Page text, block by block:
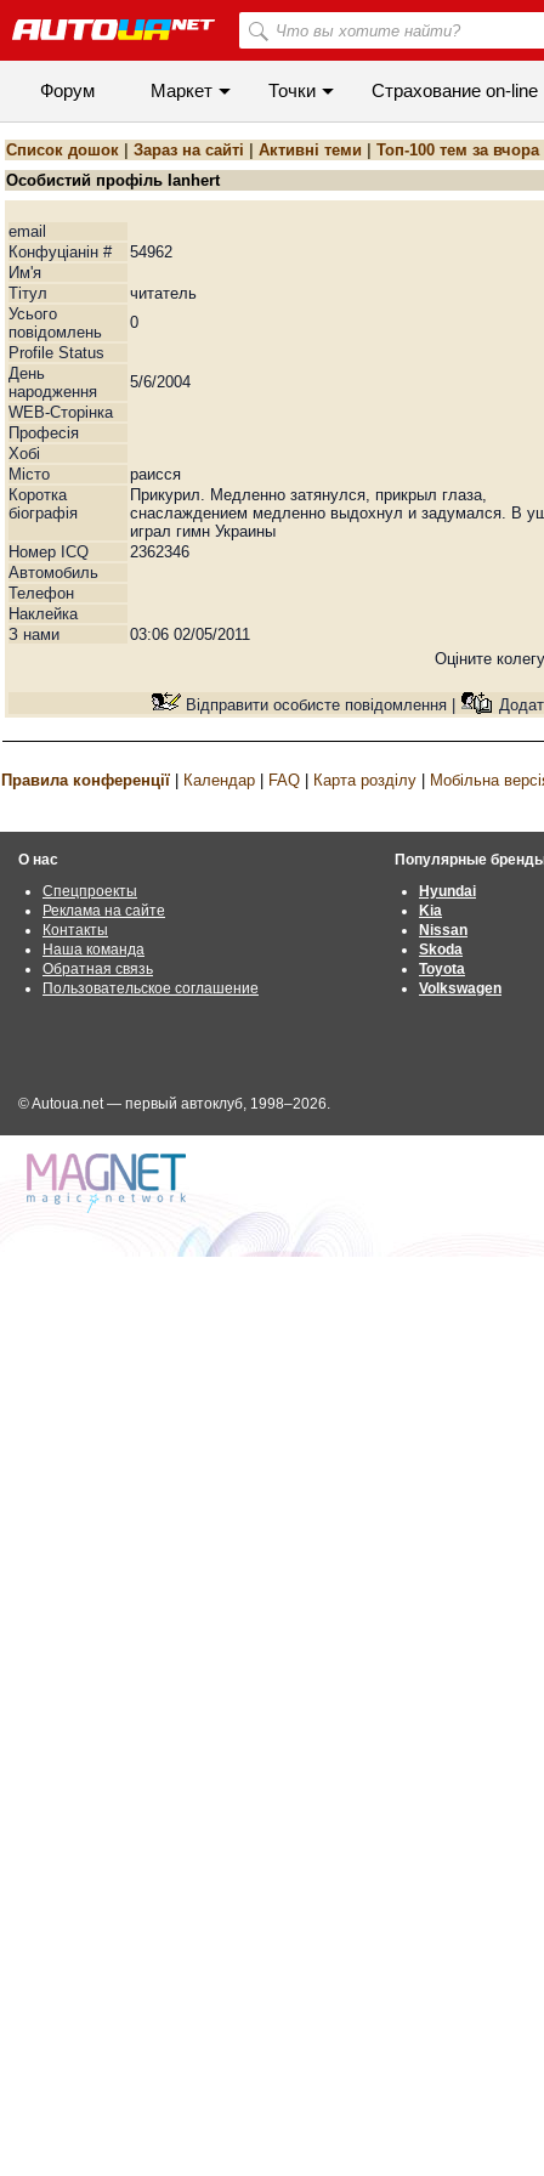
Форум Маркет Точки Cтрахование on-line
Список дошок Зараз на сайті Активні теми Топ-100 тем за вчора
Особистий профіль Ianhert
email
Конфуціанін #
54962
Им'я
Тiтул
читатель
Усього
повідомлень
0
Profile Status
День
народження
5/6/2004
WEB-Сторiнка
Професія
Хобі
Мiсто
раисся
Коротка
біографія
Прикурил. Медленно затянулся, прикрыл глаза,
снаслаждением медленно выдохнул и задумался. В
играл гимн Украины
Номер ICQ
2362346
Автомобиль
Телефон
Наклейка
З нами
03:06 02/05/2011
Оціните
Відправити особисте повідомлення |
Правила конференції Календар FAQ Карта розділу Мобільна
О нас
Спецпроекты
Реклама на сайте
Контакты
Наша команда
Обратная связь
Пользовательское соглашение
Популярные
Hyundai
Kia
Nissan
Skoda
Toyota
Volkswagen
© Autoua.net — первый автоклуб, 1998–2026.